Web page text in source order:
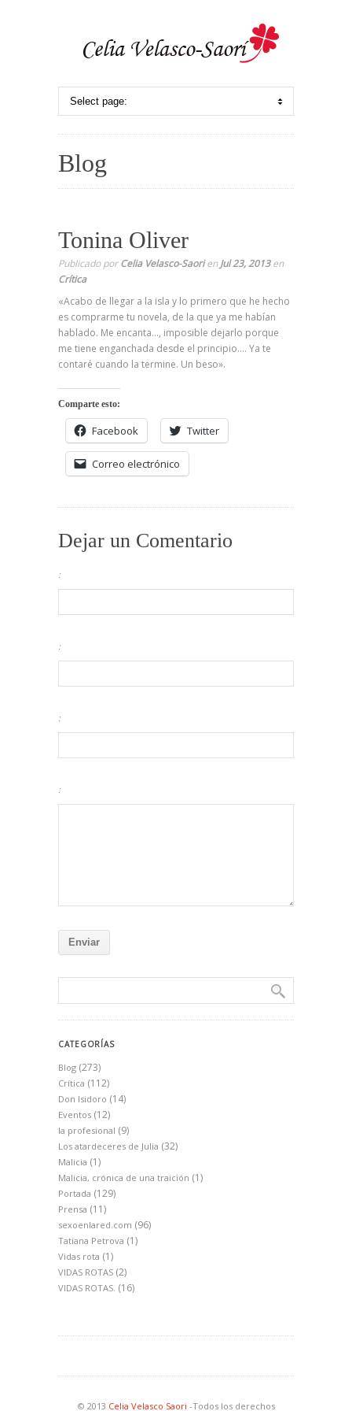
Blog
Tonina Oliver
Publicado porCelia Velasco-SaorienJul 23, 2013en
Crítica
«Acabo de llegar a la isla y lo primero que he hecho
es comprarme tu novela, de la que ya me habían
hablado. Me encanta…, imposible dejarlo porque
me tiene enganchada desde el principio…. Ya te
contaré cuando la termine. Un beso».
Comparte esto:
Facebook Twitter
Correo electrónico
Dejar un Comentario
:
:
:
:
CATEGORÍAS
Blog (273)
Crítica (112)
Don Isidoro (14)
Eventos (12)
la profesional (9)
Los atardeceres de Julia (32)
Malicia (1)
Malicia, crónica de una traición (1)
Portada (129)
Prensa (11)
sexoenlared.com (96)
Tatiana Petrova (1)
Vidas rota (1)
VIDAS ROTAS (2)
VIDAS ROTAS. (16)
© 2013 Celia Velasco Saori -Todos los derechos